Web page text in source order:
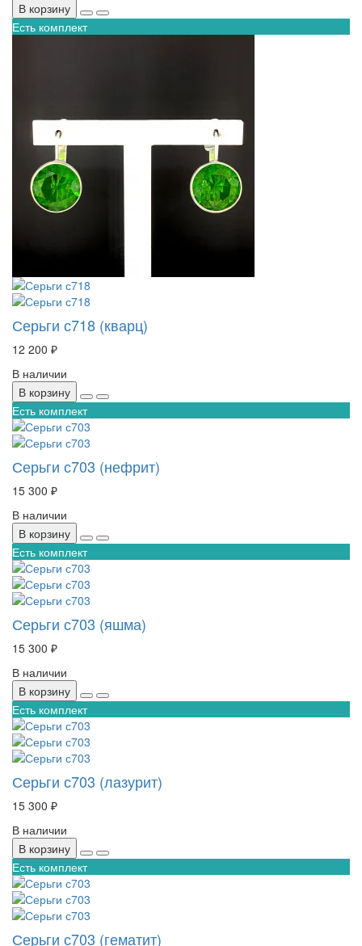
В корзину
Есть комплект
Серьги с718 (кварц)
12 200 ₽
В наличии
В корзину
Есть комплект
Серьги с703 (нефрит)
15 300 ₽
В наличии
В корзину
Есть комплект
Серьги с703 (яшма)
15 300 ₽
В наличии
В корзину
Есть комплект
Серьги с703 (лазурит)
15 300 ₽
В наличии
В корзину
Есть комплект
Серьги с703 (гематит)